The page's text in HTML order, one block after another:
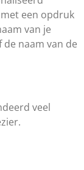
een opdruk
van je
de naam van de
veel